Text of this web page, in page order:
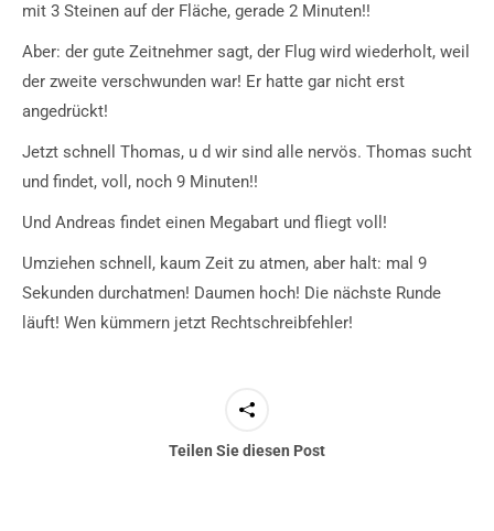
mit 3 Steinen auf der Fläche, gerade 2 Minuten!!
Aber: der gute Zeitnehmer sagt, der Flug wird wiederholt, weil
der zweite verschwunden war! Er hatte gar nicht erst
angedrückt!
Jetzt schnell Thomas, u d wir sind alle nervös. Thomas sucht
und findet, voll, noch 9 Minuten!!
Und Andreas findet einen Megabart und fliegt voll!
Umziehen schnell, kaum Zeit zu atmen, aber halt: mal 9
Sekunden durchatmen! Daumen hoch! Die nächste Runde
läuft! Wen kümmern jetzt Rechtschreibfehler!
Teilen Sie diesen Post